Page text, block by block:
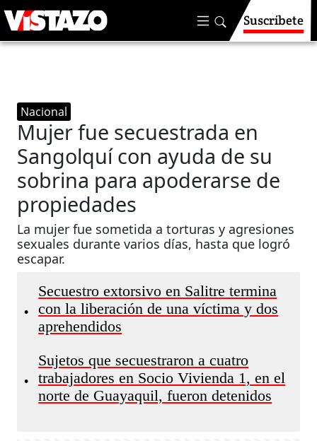
Suscríbete
Nacional
Mujer fue secuestrada en
Sangolquí con ayuda de su
sobrina para apoderarse de
propiedades
La mujer fue sometida a torturas y agresiones
sexuales durante varios días, hasta que logró
escapar.
•
Secuestro extorsivo en Salitre termina
con la liberación de una víctima y dos
aprehendidos
•
Sujetos que secuestraron a cuatro
trabajadores en Socio Vivienda 1, en el
norte de Guayaquil, fueron detenidos